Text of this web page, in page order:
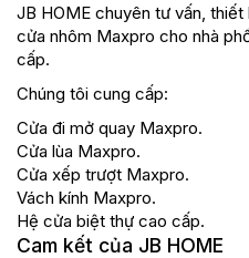
JB HOME chuyên tư vấn,
cửa nhôm Maxpro cho nhà
cấp.
Chúng tôi cung cấp:
Cửa đi mở quay Maxpro.
Cửa lùa Maxpro.
Cửa xếp trượt Maxpro.
Vách kính Maxpro.
Hệ cửa biệt thự cao cấp.
Cam kết của JB HOME